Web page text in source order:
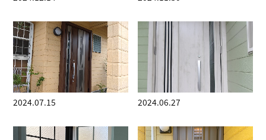
2024.07.15 2024.06.27